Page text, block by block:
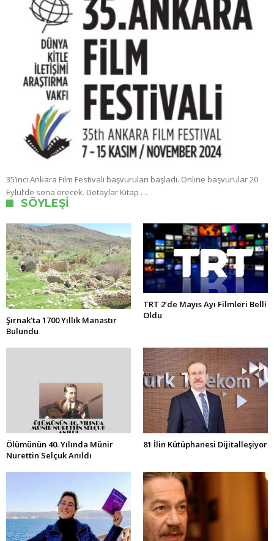
35’inci Ankara Film Festivali başvuruları başladı. Online başvurular 20
Eylül’de sona erecek. Detaylar Kitap …
SÖYLEŞI
Şırnak’ta 1700 Yıllık Manastır
Bulundu
TRT 2’de Mayıs Ayı Filmleri Belli
Oldu
Ölümünün 40. Yılında Münir
Nurettin Selçuk Anıldı
81 İlin Kütüphanesi Dijitalleşiyor